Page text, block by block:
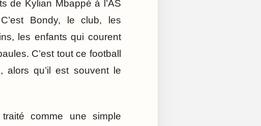
de Kylian Mbappé à l’AS
Bondy, le club, les
les enfants qui courent
C’est tout ce football
alors qu’il est souvent le
comme une simple